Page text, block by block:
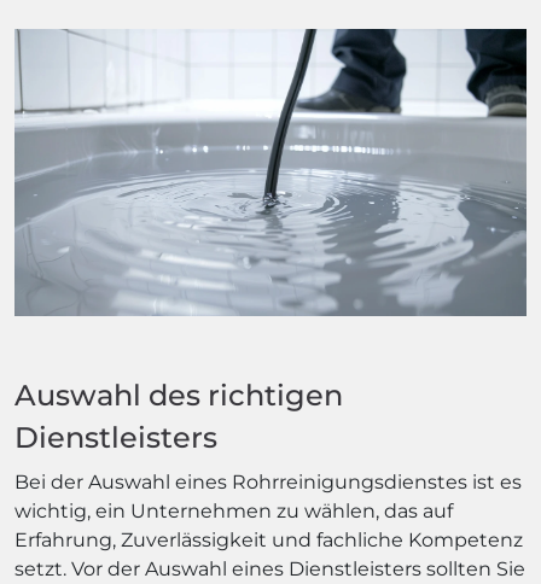
Auswahl des richtigen
Dienstleisters
Bei der Auswahl eines Rohrreinigungsdienstes ist es
wichtig, ein Unternehmen zu wählen, das auf
Erfahrung, Zuverlässigkeit und fachliche Kompetenz
setzt. Vor der Auswahl eines Dienstleisters sollten Sie